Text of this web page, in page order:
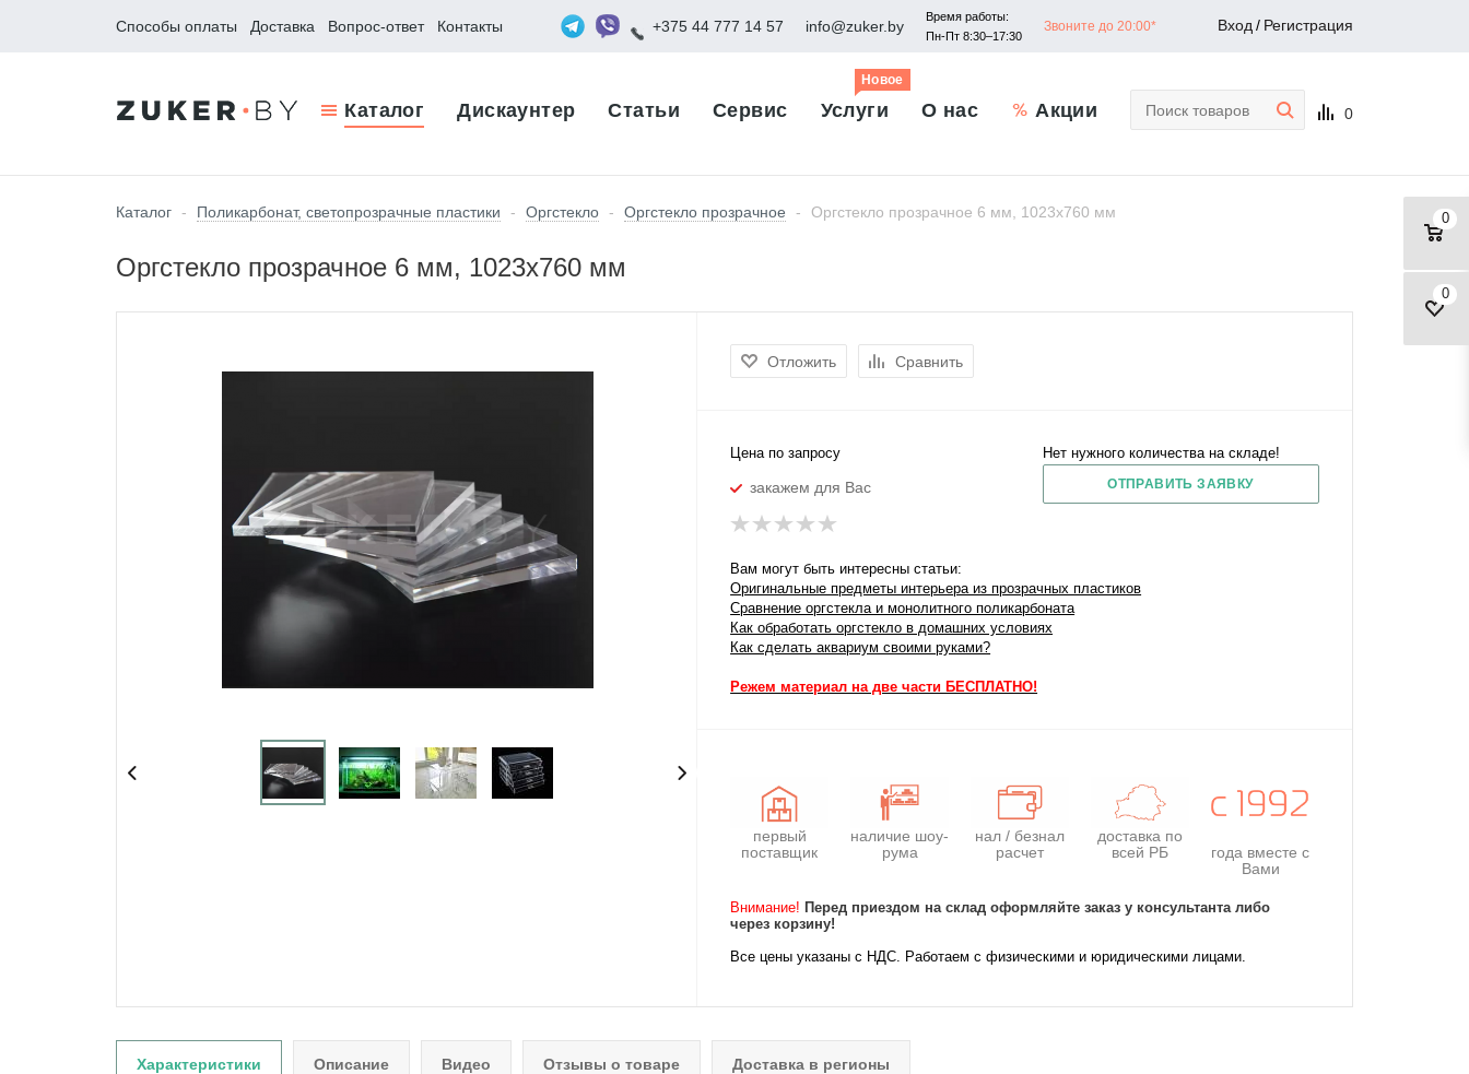
Способы оплаты Доставка Вопрос-ответ Контакты +375 44 777 14 57 info@zuker.by
Время работы:
Пн-Пт 8:30–17:30
Звоните до 20:00* Вход / Регистрация
Каталог Дискаунтер Статьи Сервис Услуги
Новое
О нас Акции 0
0
0
Каталог - Поликарбонат, светопрозрачные пластики - Оргстекло - Оргстекло прозрачное - Оргстекло прозрачное 6 мм, 1023x760 мм
Оргстекло прозрачное 6 мм, 1023x760 мм
Отложить Сравнить
Цена по запросу
закажем для Вас
Нет нужного количества на складе!
ОТПРАВИТЬ ЗАЯВКУ
Вам могут быть интересны статьи:
Оригинальные предметы интерьера из прозрачных пластиков
Сравнение оргстекла и монолитного поликарбоната
Как обработать оргстекло в домашних условиях
Как сделать аквариум своими руками?
Режем материал на две части БЕСПЛАТНО!
первый
поставщик
наличие шоу-
рума
нал / безнал
расчет
доставка по
всей РБ
года вместе с
Вами
Внимание! Перед приездом на склад оформляйте заказ у консультанта либо
через корзину!
Все цены указаны с НДС. Работаем с физическими и юридическими лицами.
Характеристики Описание Видео Отзывы о товаре Доставка в регионы